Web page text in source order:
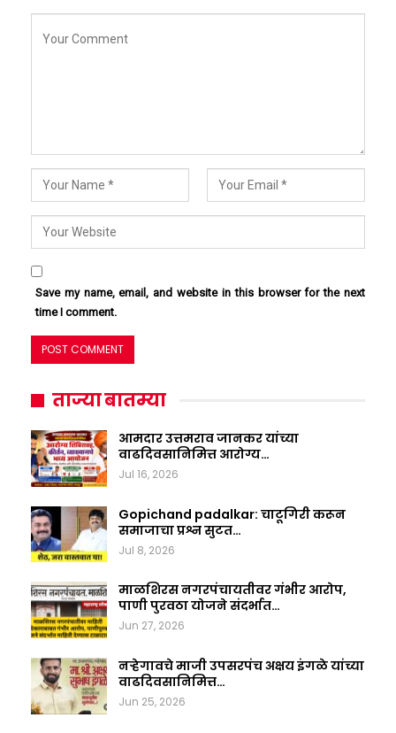
Save my name, email, and website in this browser for the next
time I comment.
ताज्या बातम्या
आमदार उत्तमराव जानकर यांच्या
वाढदिवसानिमित्त आरोग्य…
Jul 16, 2026
Gopichand padalkar: चाटूगिरी करून
समाजाचा प्रश्न सुटत…
Jul 8, 2026
माळशिरस नगरपंचायतीवर गंभीर आरोप,
पाणी पुरवठा योजने संदर्भात…
Jun 27, 2026
नऱ्हेगावचे माजी उपसरपंच अक्षय इंगळे यांच्या
वाढदिवसानिमित्त…
Jun 25, 2026